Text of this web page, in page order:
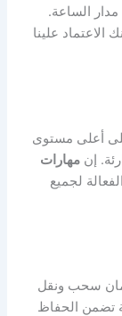
الساعة.
الاعتماد علينا
أعلى مستوى
إنمهارات
لجميع
سحب ونقل
تضمن الحفاظ